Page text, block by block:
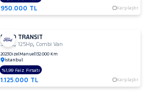
950.000 TL Karşılaştır
FORD TRANSIT
350 L,125Hp,Combi Van
2023DizelManuel132.000 Km
İstanbul
1.125.000 TL Karşılaştır
%1,99 Faiz Fırsatı